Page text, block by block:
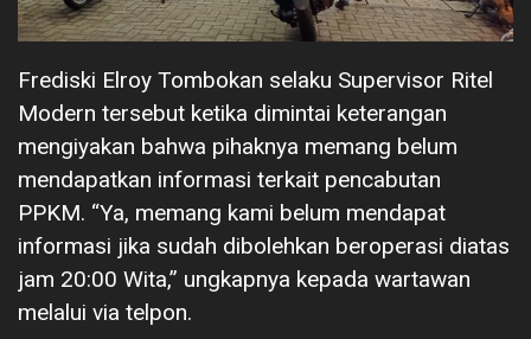
Frediski Elroy Tombokan selaku Supervisor Ritel
Modern tersebut ketika dimintai keterangan
mengiyakan bahwa pihaknya memang belum
mendapatkan informasi terkait pencabutan
PPKM. “Ya, memang kami belum mendapat
informasi jika sudah dibolehkan beroperasi diatas
jam 20:00 Wita,” ungkapnya kepada wartawan
melalui via telpon.